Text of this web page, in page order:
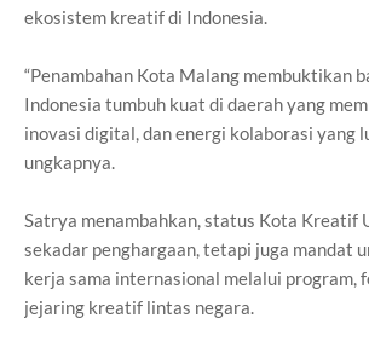
ekosistem kreatif di Indonesia.
“Penambahan Kota Malang membuktikan
Indonesia tumbuh kuat di daerah yang
inovasi digital, dan energi kolaborasi yang
ungkapnya.
Satrya menambahkan, status Kota Kreatif
sekadar penghargaan, tetapi juga mandat
kerja sama internasional melalui program,
jejaring kreatif lintas negara.